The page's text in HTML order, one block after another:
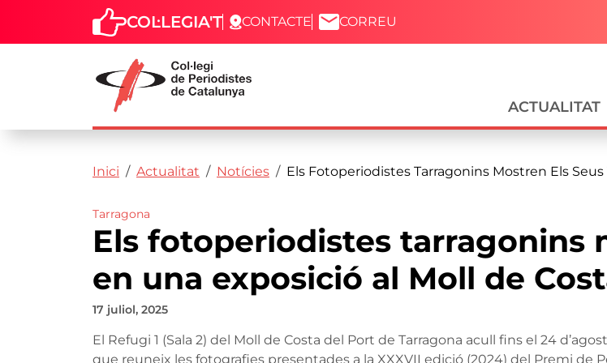
Vés al contingut
Capçalera
COL·LEGIA'T CONTACTE CORREU
Navegació
ACTUALITAT
Fil d'ariadna
Inici Actualitat Notícies Els Fotoperiodistes Tarragonins Mostren Els
Tarragona
Els fotoperiodistes tarragonins
en una exposició al Moll de
17 juliol, 2025
El Refugi 1 (Sala 2) del Moll de Costa del Port de Tarragona acull fins el 24
que reuneix les fotografies presentades a la XXXVII edició (2024) del Premi